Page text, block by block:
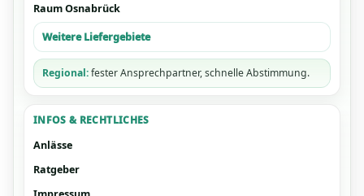
Raum Osnabrück
Weitere Liefergebiete
Regional:fester Ansprechpartner, schnelle Abstimmung.
INFOS & RECHTLICHES
Anlässe
Ratgeber